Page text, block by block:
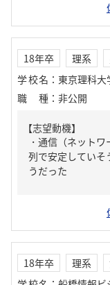
18年卒 理系
学校名 ： 東京理科大
職種 ： 非公開
【志望動機】
・通信（ネット
列で安定していそ
うだった
18年卒 理系